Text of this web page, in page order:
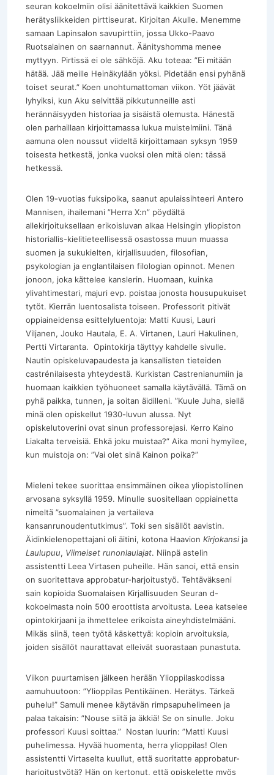
seuran kokoelmiin olisi äänitettävä kaikkien Suomen
herätysliikkeiden pirttiseurat. Kirjoitan Akulle. Menemme
samaan Lapinsalon savupirttiin, jossa Ukko-Paavo
Ruotsalainen on saarnannut. Äänityshomma menee
myttyyn. Pirtissä ei ole sähköjä. Aku toteaa: ”Ei mitään
hätää. Jää meille Heinäkylään yöksi. Pidetään ensi pyhänä
toiset seurat.” Koen unohtumattoman viikon. Yöt jäävät
lyhyiksi, kun Aku selvittää pikkutunneille asti
herännäisyyden historiaa ja sisäistä olemusta. Hänestä
olen parhaillaan kirjoittamassa lukua muistelmiini. Tänä
aamuna olen noussut viideltä kirjoittamaan syksyn 1959
toisesta hetkestä, jonka vuoksi olen mitä olen: tässä
hetkessä.
Olen 19-vuotias fuksipoika, saanut apulaissihteeri Antero
Mannisen, ihailemani ”Herra X:n” pöydältä
allekirjoituksellaan erikoisluvan alkaa Helsingin yliopiston
historiallis-kielitieteellisessä osastossa muun muassa
suomen ja sukukielten, kirjallisuuden, filosofian,
psykologian ja englantilaisen filologian opinnot. Menen
jonoon, joka kättelee kanslerin. Huomaan, kuinka
ylivahtimestari, majuri evp. poistaa jonosta housupukuiset
tytöt. Kierrän luentosalista toiseen. Professorit pitivät
oppiaineidensa esittelyluentoja: Matti Kuusi, Lauri
Viljanen, Jouko Hautala, E. A. Virtanen, Lauri Hakulinen,
Pertti Virtaranta. Opintokirja täyttyy kahdelle sivulle.
Nautin opiskeluvapaudesta ja kansallisten tieteiden
castrénilaisesta yhteydestä. Kurkistan Castrenianumiin ja
huomaan kaikkien työhuoneet samalla käytävällä. Tämä on
pyhä paikka, tunnen, ja soitan äidilleni. ”Kuule Juha, siellä
minä olen opiskellut 1930-luvun alussa. Nyt
opiskelutoverini ovat sinun professorejasi. Kerro Kaino
Liakalta terveisiä. Ehkä joku muistaa?” Aika moni hymyilee,
kun muistoja on: ”Vai olet sinä Kainon poika?”
Mieleni tekee suorittaa ensimmäinen oikea yliopistollinen
arvosana syksyllä 1959. Minulle suositellaan oppiainetta
nimeltä ”suomalainen ja vertaileva
kansanrunoudentutkimus”. Toki sen sisällöt aavistin.
Äidinkielenopettajani oli äitini, kotona Haavion Kirjokansi ja
Laulupuu, Viimeiset runonlaulajat. Niinpä astelin
assistentti Leea Virtasen puheille. Hän sanoi, että ensin
on suoritettava approbatur-harjoitustyö. Tehtäväkseni
sain kopioida Suomalaisen Kirjallisuuden Seuran d-
kokoelmasta noin 500 eroottista arvoitusta. Leea katselee
opintokirjaani ja ihmettelee erikoista aineyhdistelmääni.
Mikäs siinä, teen työtä käskettyä: kopioin arvoituksia,
joiden sisällöt naurattavat elleivät suorastaan punastuta.
Viikon puurtamisen jälkeen herään Ylioppilaskodissa
aamuhuutoon: ”Ylioppilas Pentikäinen. Herätys. Tärkeä
puhelu!” Samuli menee käytävän rimpsapuhelimeen ja
palaa takaisin: ”Nouse siitä ja äkkiä! Se on sinulle. Joku
professori Kuusi soittaa.” Nostan luurin: ”Matti Kuusi
puhelimessa. Hyvää huomenta, herra ylioppilas! Olen
assistentti Virtaselta kuullut, että suoritatte approbatur-
harjoitustyötä? Hän on kertonut, että opiskelette myös